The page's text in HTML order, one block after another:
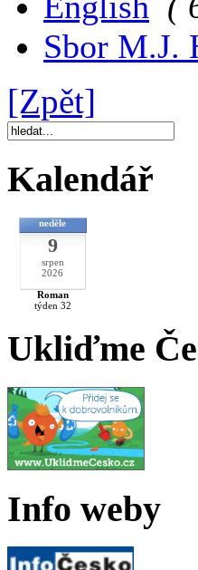
Sbor M.J.
[Zpět]
Kalendář
neděle
9
srpen
2026
Roman
týden 32
Ukliďme
Info weby